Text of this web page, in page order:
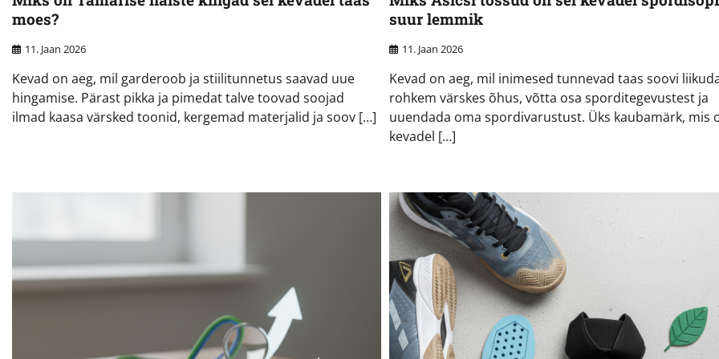
moes?
11. Jaan 2026
Kevad on aeg, mil garderoob ja stiilitunnetus saavad uue
hingamise. Pärast pikka ja pimedat talve toovad soojad
ilmad kaasa värsked toonid, kergemad materjalid ja soov […]
suur lemmik
11. Jaan 2026
Kevad on aeg, mil inimesed tunnevad taas soovi
rohkem värskes õhus, võtta osa sporditegevustest ja
uuendada oma spordivarustust. Üks kaubamärk, mis
kevadel […]